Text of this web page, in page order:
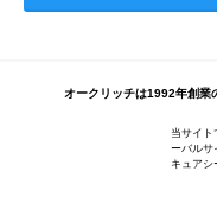
オークリッチは1992年創業
当サイト
ーバルサ
キュアシ